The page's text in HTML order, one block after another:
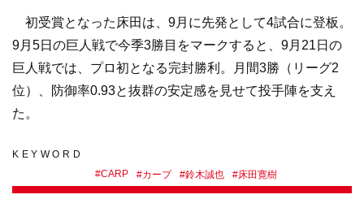
初受賞となった床田は、9月に先発として4試合に登板。
9月5日の巨人戦で今季3勝目をマークすると、9月21日の
巨人戦では、プロ初となる完封勝利。月間3勝（リーグ2
位）、防御率0.93と抜群の安定感を見せて投手陣を支え
た。
KEYWORD
#CARP #カープ #鈴木誠也 #床田寛樹